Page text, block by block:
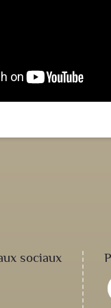
sociaux